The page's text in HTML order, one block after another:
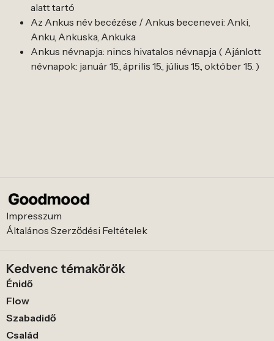
alatt tartó
Az Ankus név becézése / Ankus becenevei: Anki,
Anku, Ankuska, Ankuka
Ankus névnapja: nincs hivatalos névnapja ( Ajánlott
névnapok: január 15., április 15., július 15., október 15. )
Impresszum
Általános Szerződési Feltételek
Kedvenc témakörök
Énidő
Flow
Szabadidő
Család